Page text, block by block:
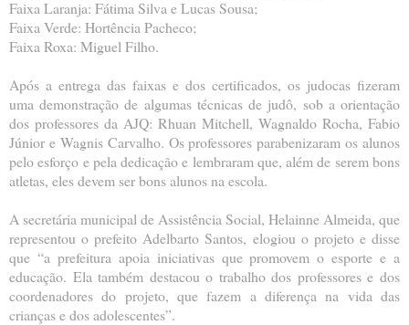
Faixa Laranja: Fátima Silva e Lucas Sousa;
Faixa Verde: Hortência Pacheco;
Faixa Roxa: Miguel Filho.
Após a entrega das faixas e dos certificados, os judocas fizeram
uma demonstração de algumas técnicas de judô, sob a orientação
dos professores da AJQ: Rhuan Mitchell, Wagnaldo Rocha, Fabio
Júnior e Wagnis Carvalho. Os professores parabenizaram os alunos
pelo esforço e pela dedicação e lembraram que, além de serem bons
atletas, eles devem ser bons alunos na escola.
A secretária municipal de Assistência Social, Helainne Almeida, que
representou o prefeito Adelbarto Santos, elogiou o projeto e disse
que “a prefeitura apoia iniciativas que promovem o esporte e a
educação. Ela também destacou o trabalho dos professores e dos
coordenadores do projeto, que fazem a diferença na vida das
crianças e dos adolescentes”.